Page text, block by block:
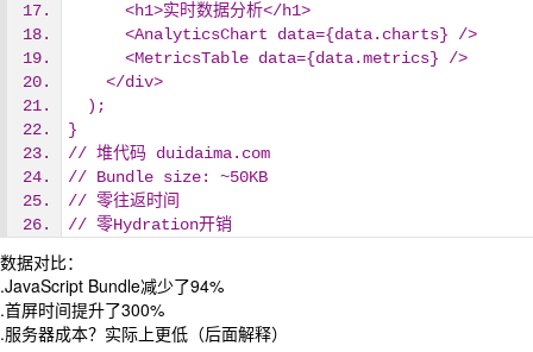
      <h1>实时数据分析</h1>
      <AnalyticsChart data={data.charts} />
      <MetricsTable data={data.metrics} />
    </div>
  );
}
// 堆代码 duidaima.com
// Bundle size: ~50KB
// 零往返时间
// 零Hydration开销
数据对比：
.JavaScript Bundle减少了94%
.首屏时间提升了300%
.服务器成本？实际上更低（后面解释）